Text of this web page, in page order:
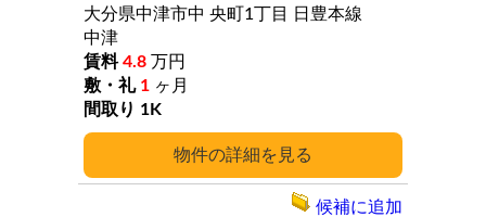
詳細
大分県中津市中 央町1丁目
日豊本線
中津
4.8 万円
1 ヶ月
1K
候補に追加